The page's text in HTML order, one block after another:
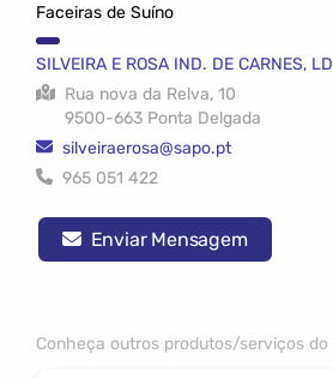
Faceiras de Suíno
SILVEIRA E ROSA IND. DE CARNES,
Rua nova da Relva, 10
9500-663 Ponta Delgada
silveiraerosa@sapo.pt
965 051 422
Enviar Mensagem
Conheça outros produtos/serviços